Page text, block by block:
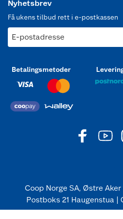
Nyhetsbrev
Få ukens tilbud rett i e-postkassen
E-postadresse
Betalingsmetoder
Coop Norge SA, Østre
Postboks 21 Haugenstua |